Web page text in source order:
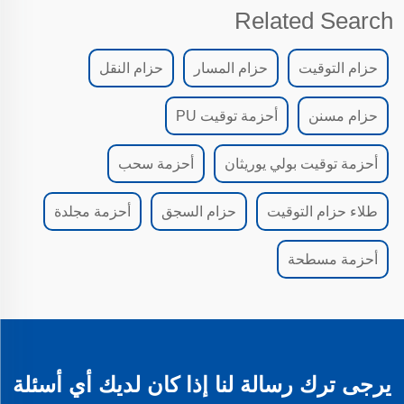
Related Search
حزام التوقيت حزام المسار حزام النقل
حزام مسنن أحزمة توقيت PU
أحزمة توقيت بولي يوريثان أحزمة سحب
طلاء حزام التوقيت حزام السجق أحزمة مجلدة
أحزمة مسطحة
يرجى ترك رسالة لنا إذا كان لديك أي أسئلة